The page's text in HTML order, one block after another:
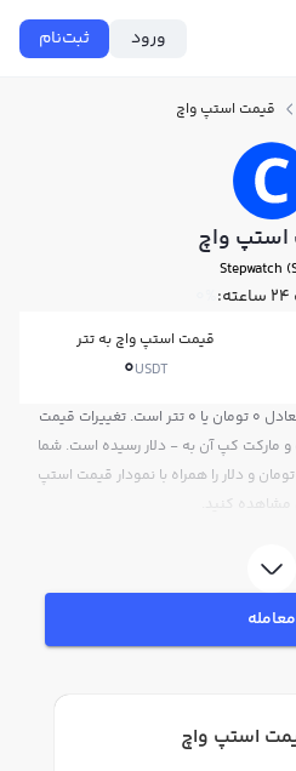
ورود ثبت‌نام
قیمت استپ واچ
واچ
Stepwatch
0%
قیمت استپ واچ به تتر
0USDT
قیمت لحظه‌ای استپ واچ هم اکنون معادل 0 تومان یا 0 تتر است. تغییرات قیمت
24 ساعت اخیر 0% بوده و مارکت کپ آن به - دلار رسیده است. شما
و دلار را همراه با نمودار قیمت استپ
مشاهده کنید.
معامله
استپ واچ